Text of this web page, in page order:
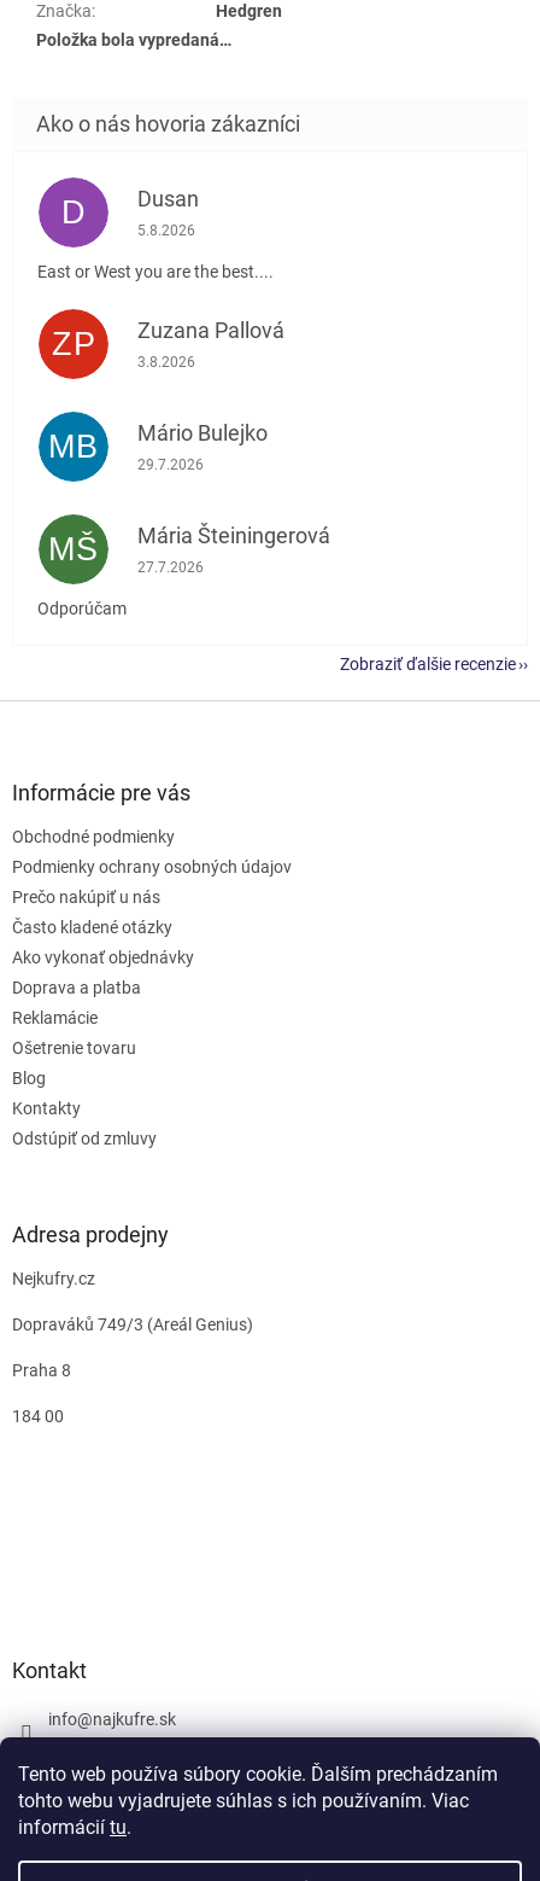
Tento web používa súbory cookie. Ďalším prechádzaním
tohto webu vyjadrujete súhlas s ich používaním. Viac
informácií tu.
Značka:
Hedgren
Položka bola vypredaná…
D Dusan
Hodnotenie obchodu je 5 z 5 hviezdičiek.
5.8.2026
East or West you are the best....
ZP Zuzana Pallová
Hodnotenie obchodu je 5 z 5 hviezdičiek.
3.8.2026
MB Mário Bulejko
Hodnotenie obchodu je 5 z 5 hviezdičiek.
29.7.2026
MŠ Mária Šteiningerová
Hodnotenie obchodu je 5 z 5 hviezdičiek.
27.7.2026
Odporúčam
Zobraziť ďalšie recenzie
Informácie pre vás
Obchodné podmienky
Podmienky ochrany osobných údajov
Prečo nakúpiť u nás
Často kladené otázky
Ako vykonať objednávky
Doprava a platba
Reklamácie
Ošetrenie tovaru
Blog
Kontakty
Odstúpiť od zmluvy
Adresa prodejny
Nejkufry.cz
Dopraváků 749/3 (Areál Genius)
Praha 8
184 00
Kontakt
info@najkufre.sk
Facebook